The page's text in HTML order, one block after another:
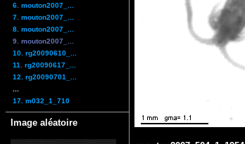
6. mouton2007_...
7. mouton2007_...
8. mouton2007_...
9. mouton2007_...
10. rg20090610_...
11. rg20090617_...
12. rg20090701_...
17. m032_1_710
Image aléatoire